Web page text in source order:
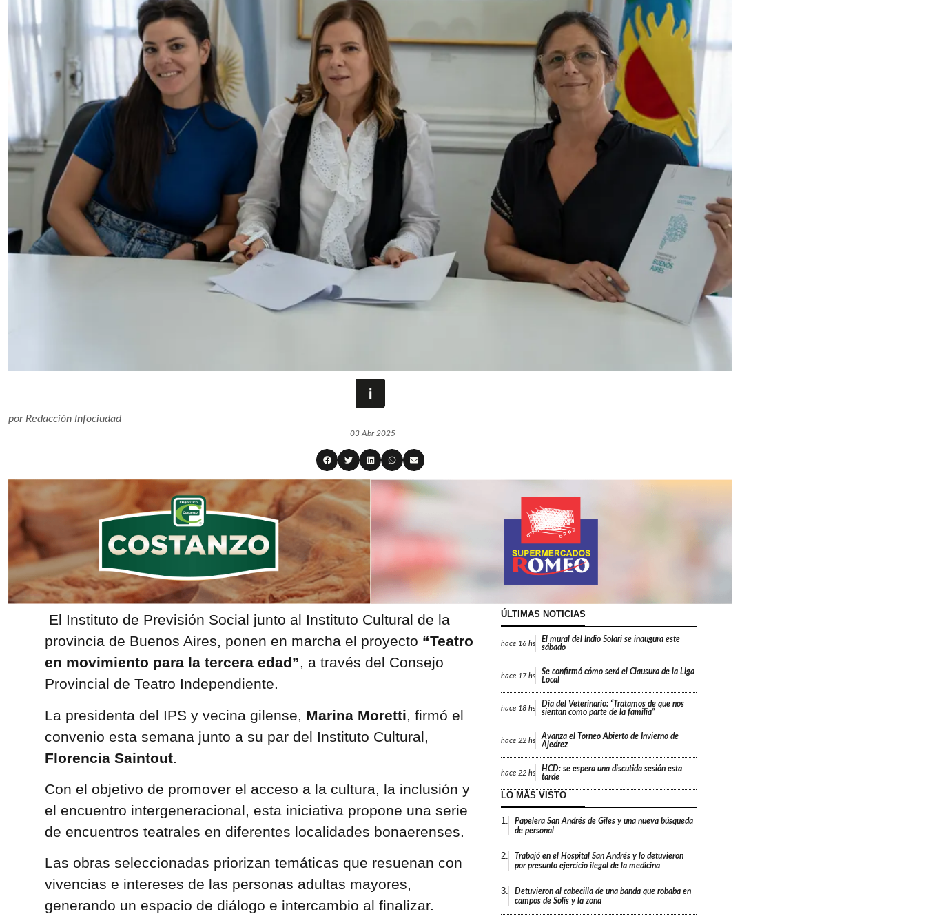
porRedacción Infociudad
03 Abr 2025
El Instituto de Previsión Social junto al Instituto Cultural de la
provincia de Buenos Aires, ponen en marcha el proyecto “Teatro
en movimiento para la tercera edad”, a través del Consejo
Provincial de Teatro Independiente.
La presidenta del IPS y vecina gilense, Marina Moretti, firmó el
convenio esta semana junto a su par del Instituto Cultural,
Florencia Saintout.
Con el objetivo de promover el acceso a la cultura, la inclusión y
el encuentro intergeneracional, esta iniciativa propone una serie
de encuentros teatrales en diferentes localidades bonaerenses.
Las obras seleccionadas priorizan temáticas que resuenan con
vivencias e intereses de las personas adultas mayores,
generando un espacio de diálogo e intercambio al finalizar.
ÚLTIMAS NOTICIAS
hace 16 hs
El mural del Indio Solari se inaugura este
sábado
hace 17 hs
Se confirmó cómo será el Clausura de la Liga
Local
hace 18 hs
Día del Veterinario: “Tratamos de que nos
sientan como parte de la familia”
hace 22 hs
Avanza el Torneo Abierto de Invierno de
Ajedrez
hace 22 hs
HCD: se espera una discutida sesión esta
tarde
LO MÁS VISTO
1.
Papelera San Andrés de Giles y una nueva búsqueda
de personal
2.
Trabajó en el Hospital San Andrés y lo detuvieron
por presunto ejercicio ilegal de la medicina
3.
Detuvieron al cabecilla de una banda que robaba en
campos de Solís y la zona